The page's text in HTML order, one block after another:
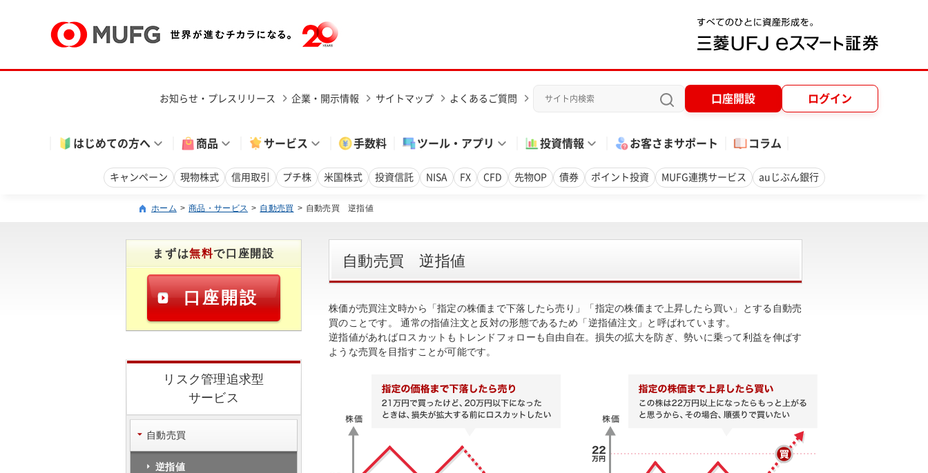
お知らせ・プレスリリース 企業・開示情報 サイトマップ よくあるご質問 口座開設 ログイン
はじめての方へ 商品 サービス 手数料 ツール・アプリ 投資情報 お客さまサポート コラム
キャンペーン 現物株式 信用取引 プチ株 米国株式 投資信託 NISA FX CFD 先物OP 債券 ポイント投資 MUFG連携サービス auじぶん銀行
ホーム 商品・サービス 自動売買 自動売買 逆指値
自動売買 逆指値
株価が売買注文時から「指定の株価まで下落したら売り」「指定の株価まで上昇したら買い」とする自動売
買のことです。 通常の指値注文と反対の形態であるため「逆指値注文」と呼ばれています。
逆指値があればロスカットもトレンドフォローも自由自在。損失の拡大を防ぎ、勢いに乗って利益を伸ばす
ような売買を目指すことが可能です。
まずは無料で口座開設
口座開設
リスク管理追求型
サービス
自動売買
逆指値